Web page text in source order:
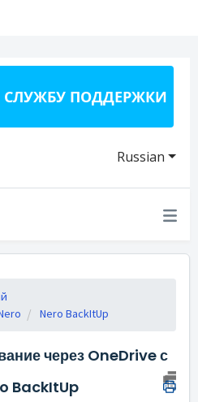
СЛУЖБУ ПОДДЕРЖКИ
Russian
Nero BackItUp
через OneDrive с
BackItUp